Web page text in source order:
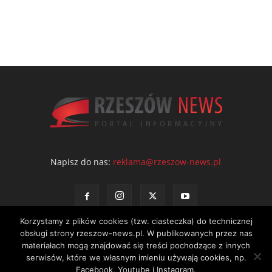
Napisz do nas: reklama@rzeszow-news.pl
Kontakt Polityka prywatności Regulamin portalu
Korzystamy z plików cookies (tzw. ciasteczka) do technicznej
obsługi strony rzeszow-news.pl. W publikowanych przez nas
materiałach mogą znajdować się treści pochodzące z innych
serwisów, które we własnym imieniu używają cookies, np.
Facebook, Youtube i Instagram.